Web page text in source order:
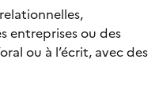
entreprises ou des
ou à l’écrit, avec des